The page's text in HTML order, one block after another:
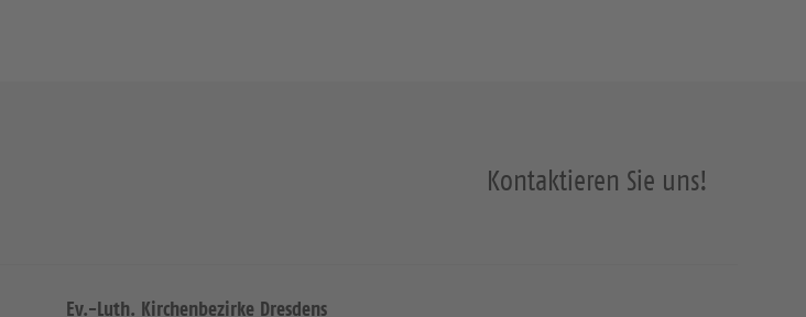
Kontaktieren Sie uns!
Ev.-Luth. Kirchenbezirke Dresdens